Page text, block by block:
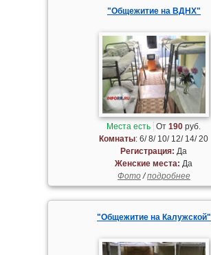
"Общежитие на ВДНХ"
Места есть От190 руб.
Комнаты: 6/ 8/ 10/ 12/ 14/ 20
Регистрация: Да
Женские места: Да
Фото/подробнее
"Общежитие на Калужской"